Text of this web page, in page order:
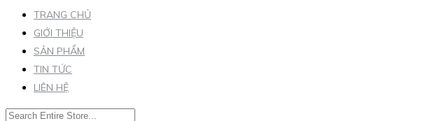
TRANG CHỦ
GIỚI THIỆU
SẢN PHẨM
TIN TỨC
LIÊN HỆ